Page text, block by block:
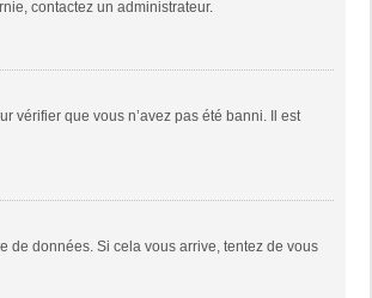
contactez un administrateur.
vérifier que vous n’avez pas été banni. Il est
de données. Si cela vous arrive, tentez de vous